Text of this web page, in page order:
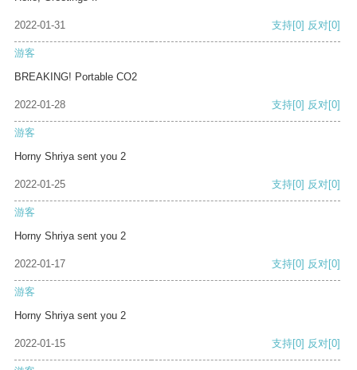
2022-01-31 支持[0] 反对[0]
游客
BREAKING! Portable CO2
2022-01-28 支持[0] 反对[0]
游客
Horny Shriya sent you 2
2022-01-25 支持[0] 反对[0]
游客
Horny Shriya sent you 2
2022-01-17 支持[0] 反对[0]
游客
Horny Shriya sent you 2
2022-01-15 支持[0] 反对[0]